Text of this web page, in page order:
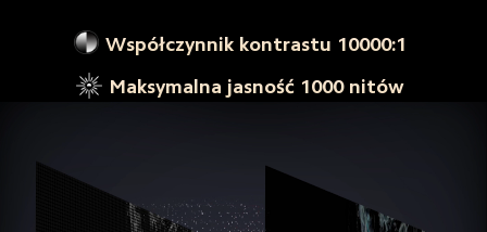
Współczynnik kontrastu 10000:1
Maksymalna jasność 1000 nitów